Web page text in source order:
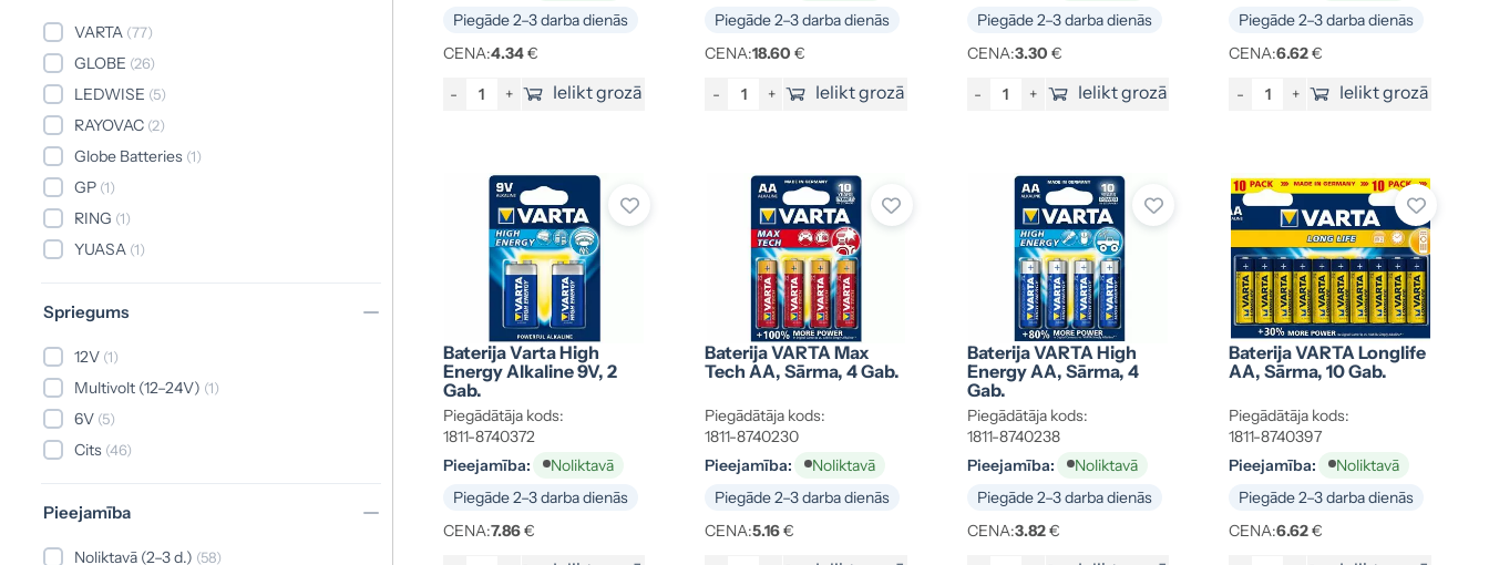
VARTA (77)
GLOBE (26)
LEDWISE (5)
RAYOVAC (2)
Globe Batteries (1)
GP (1)
RING (1)
YUASA (1)
Spriegums
12V (1)
Multivolt (12–24V) (1)
6V (5)
Cits (46)
Pieejamība
Noliktavā (2–3 d.) (58)
Piegāde 2–3 darba dienās
CENA:4.34€
- + Ielikt grozā
Piegāde 2–3 darba dienās
CENA:18.60 €
- + Ielikt grozā
Piegāde 2–3 darba dienās
CENA:3.30 €
- + Ielikt grozā
Piegāde 2–3 darba dienās
CENA:6.62€
- + Ielikt grozā
Baterija Varta High
Energy Alkaline 9V, 2
Gab.
Piegādātāja kods:
1811-8740372
Pieejamība:
Noliktavā
Piegāde 2–3 darba dienās
CENA:7.86€
Baterija VARTA Max
Tech AA, Sārma, 4 Gab.
Piegādātāja kods:
1811-8740230
Pieejamība:
Noliktavā
Piegāde 2–3 darba dienās
CENA:5.16€
Baterija VARTA High
Energy AA, Sārma, 4
Gab.
Piegādātāja kods:
1811-8740238
Pieejamība:
Noliktavā
Piegāde 2–3 darba dienās
CENA:3.82€
Baterija VARTA Longlife
AA, Sārma, 10 Gab.
Piegādātāja kods:
1811-8740397
Pieejamība:
Noliktavā
Piegāde 2–3 darba dienās
CENA:6.62€